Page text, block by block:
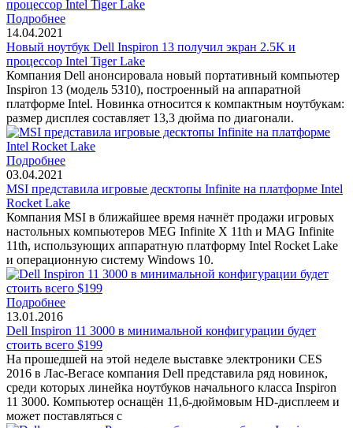
Подробнее
14.04.2021
Новый ноутбук Dell Inspiron 13 получил экран 2.5K и
процессор Intel Tiger Lake
Компания Dell анонсировала новый портативный компьютер
Inspiron 13 (модель 5310), построенный на аппаратной
платформе Intel. Новинка относится к компактным ноутбукам:
размер дисплея составляет 13,3 дюйма по диагонали.
Подробнее
03.04.2021
MSI представила игровые десктопы Infinite на платформе Intel
Rocket Lake
Компания MSI в ближайшее время начнёт продажи игровых
настольных компьютеров MEG Infinite X 11th и MAG Infinite
11th, использующих аппаратную платформу Intel Rocket Lake
и операционную систему Windows 10.
Подробнее
13.01.2016
Dell Inspiron 11 3000 в минимальной конфигурации будет
стоить всего $199
На прошедшей на этой неделе выставке электроники CES
2016 в Лас-Вегасе компания Dell представила ряд новинок,
среди которых линейка ноутбуков начального класса Inspiron
11 3000. Компьютер оснащён 11,6-дюймовым HD-дисплеем и
может поставляться с